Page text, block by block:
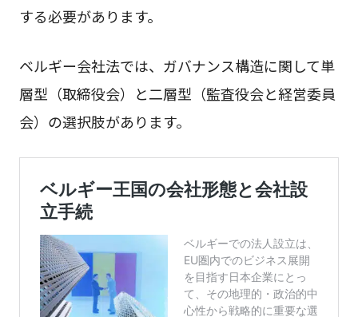
する必要があります。
ベルギー会社法では、ガバナンス構造に関して単
層型（取締役会）と二層型（監査役会と経営委員
会）の選択肢があります。